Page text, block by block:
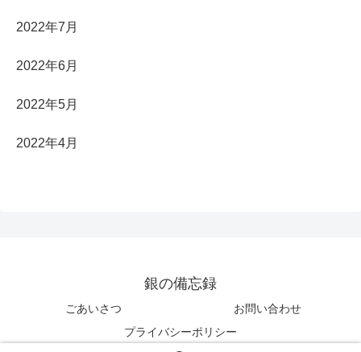
2022年7月
2022年6月
2022年5月
2022年4月
銀の備忘録
ごあいさつ
お問い合わせ
プライバシーポリシー